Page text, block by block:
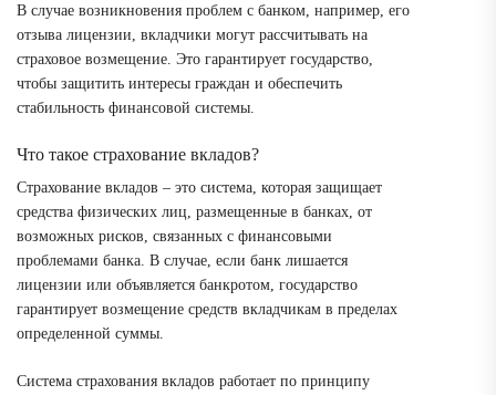
В случае возникновения проблем с банком, например, его
отзыва лицензии, вкладчики могут рассчитывать на
страховое возмещение. Это гарантирует государство,
чтобы защитить интересы граждан и обеспечить
стабильность финансовой системы.
Что такое страхование вкладов?
Страхование вкладов – это система, которая защищает
средства физических лиц, размещенные в банках, от
возможных рисков, связанных с финансовыми
проблемами банка. В случае, если банк лишается
лицензии или объявляется банкротом, государство
гарантирует возмещение средств вкладчикам в пределах
определенной суммы.
Система страхования вкладов работает по принципу